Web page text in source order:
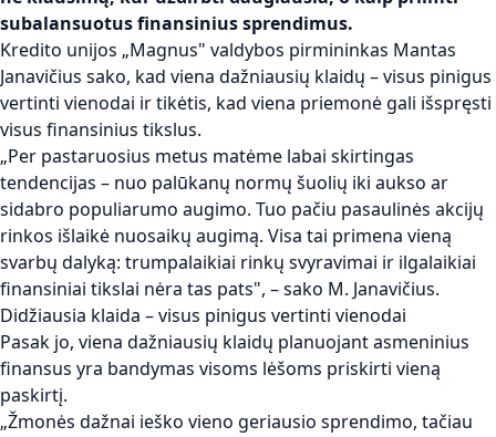
subalansuotus finansinius sprendimus.
Kredito unijos „Magnus" valdybos pirmininkas Mantas
Janavičius sako, kad viena dažniausių klaidų – visus pinigus
vertinti vienodai ir tikėtis, kad viena priemonė gali išspręsti
visus finansinius tikslus.
„Per pastaruosius metus matėme labai skirtingas
tendencijas – nuo palūkanų normų šuolių iki aukso ar
sidabro populiarumo augimo. Tuo pačiu pasaulinės akcijų
rinkos išlaikė nuosaikų augimą. Visa tai primena vieną
svarbų dalyką: trumpalaikiai rinkų svyravimai ir ilgalaikiai
finansiniai tikslai nėra tas pats", – sako M. Janavičius.
Didžiausia klaida – visus pinigus vertinti vienodai
Pasak jo, viena dažniausių klaidų planuojant asmeninius
finansus yra bandymas visoms lėšoms priskirti vieną
paskirtį.
„Žmonės dažnai ieško vieno geriausio sprendimo, tačiau